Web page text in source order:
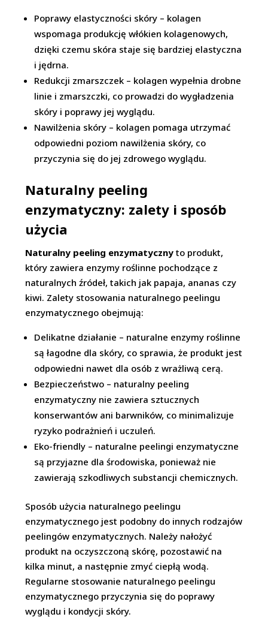
Poprawy elastyczności skóry – kolagen
wspomaga produkcję włókien kolagenowych,
dzięki czemu skóra staje się bardziej elastyczna
i jędrna.
Redukcji zmarszczek – kolagen wypełnia drobne
linie i zmarszczki, co prowadzi do wygładzenia
skóry i poprawy jej wyglądu.
Nawilżenia skóry – kolagen pomaga utrzymać
odpowiedni poziom nawilżenia skóry, co
przyczynia się do jej zdrowego wyglądu.
Naturalny peeling
enzymatyczny: zalety i sposób
użycia
Naturalny peeling enzymatyczny to produkt,
który zawiera enzymy roślinne pochodzące z
naturalnych źródeł, takich jak papaja, ananas czy
kiwi. Zalety stosowania naturalnego peelingu
enzymatycznego obejmują:
Delikatne działanie – naturalne enzymy roślinne
są łagodne dla skóry, co sprawia, że produkt jest
odpowiedni nawet dla osób z wrażliwą cerą.
Bezpieczeństwo – naturalny peeling
enzymatyczny nie zawiera sztucznych
konserwantów ani barwników, co minimalizuje
ryzyko podrażnień i uczuleń.
Eko-friendly – naturalne peelingi enzymatyczne
są przyjazne dla środowiska, ponieważ nie
zawierają szkodliwych substancji chemicznych.
Sposób użycia naturalnego peelingu
enzymatycznego jest podobny do innych rodzajów
peelingów enzymatycznych. Należy nałożyć
produkt na oczyszczoną skórę, pozostawić na
kilka minut, a następnie zmyć ciepłą wodą.
Regularne stosowanie naturalnego peelingu
enzymatycznego przyczynia się do poprawy
wyglądu i kondycji skóry.